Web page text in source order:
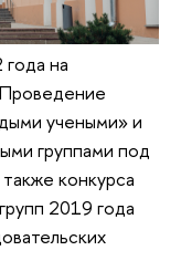
на
учеными» и
группами под
конкурса
2019 года